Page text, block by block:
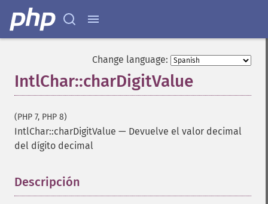
Change language:
IntlChar::charDigitValue
(PHP 7, PHP 8)
IntlChar::charDigitValue — Devuelve el valor decimal
del dígito decimal
Descripción